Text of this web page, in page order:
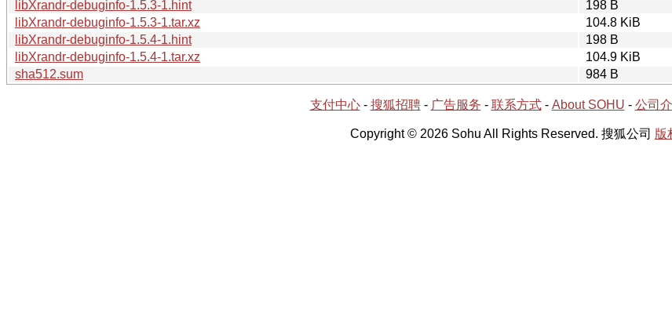
libXrandr-debuginfo-1.5.3-1.hint
198 B
libXrandr-debuginfo-1.5.3-1.tar.xz
104.8 KiB
libXrandr-debuginfo-1.5.4-1.hint
198 B
libXrandr-debuginfo-1.5.4-1.tar.xz
104.9 KiB
sha512.sum
984 B
支付中心- 搜狐招聘- 广告服务 - 联系方式- About SOHU - 公司
Copyright © 2026 Sohu All Rights Reserved. 搜狐公司 版